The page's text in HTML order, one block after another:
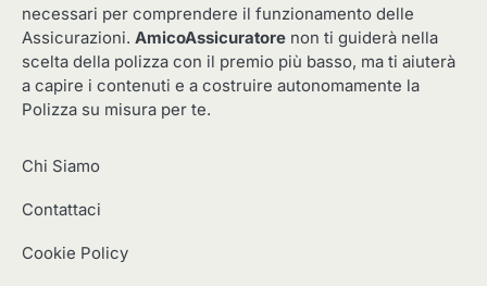
necessari per comprendere il funzionamento delle
Assicurazioni. AmicoAssicuratore non ti guiderà nella
scelta della polizza con il premio più basso, ma ti aiuterà
a capire i contenuti e a costruire autonomamente la
Polizza su misura per te.
Chi Siamo
Contattaci
Cookie Policy